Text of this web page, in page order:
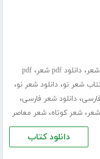
،دانلود pdf شعر ،pdf
شعر نو،دانلود شعر نو،
،دانلود شعر فارسی،
،شعر کوتاه،شعر معاصر
دانلود کتاب